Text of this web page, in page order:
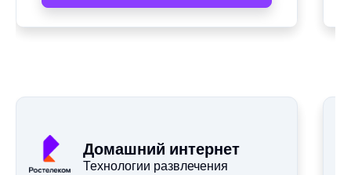
Домашний интернет
Технологии развлечения